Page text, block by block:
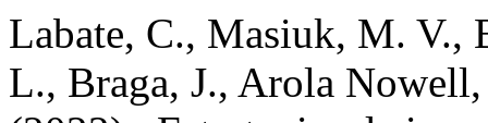
Labate, C., Masiuk, M. V.,
L., Braga, J., Arola